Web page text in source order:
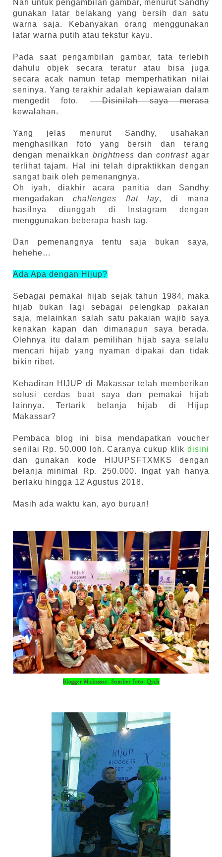
Nah untuk pengambilan gambar, menurut Sandhy
gunakan latar belakang yang bersih dan satu
warna saja. Kebanyakan orang menggunakan
latar warna putih atau tekstur kayu.
Pada saat pengambilan gambar, tata terlebih
dahulu objek secara teratur atau bisa juga
secara acak namun tetap memperhatikan nilai
seninya. Yang terakhir adalah kepiawaian dalam
mengedit foto.
Disinilah saya merasa
kewalahan.
Yang jelas menurut Sandhy, usahakan
menghasilkan foto yang bersih dan terang
dengan menaikkan brightness dancontrast agar
terlihat tajam. Hal ini telah dipraktikkan dengan
sangat baik oleh pemenangnya.
Oh iyah, diakhir acara panitia dan Sandhy
mengadakanchallenges flat lay, di mana
hasilnya diunggah di Instagram dengan
menggunakan beberapa hash tag.
Dan pemenangnya tentu saja bukan saya,
hehehe…
Ada Apa dengan Hijup?
Sebagai pemakai hijab sejak tahun 1984, maka
hijab bukan lagi sebagai pelengkap pakaian
saja, melainkan salah satu pakaian wajib saya
kenakan kapan dan dimanapun saya berada.
Olehnya itu dalam pemilihan hijab saya selalu
mencari hijab yang nyaman dipakai dan tidak
bikin ribet.
Kehadiran HIJUP di Makassar telah memberikan
solusi cerdas buat saya dan pemakai hijab
lainnya. Tertarik belanja hijab di Hijup
Makassar?
Pembaca blog ini bisa mendapatkan voucher
senilai Rp. 50.000 loh. Caranya cukup klikdisini
dan gunakan kode HIJUPSFTXMKS dengan
belanja minimal Rp. 250.000. Ingat yah hanya
berlaku hingga 12 Agustus 2018.
Masih ada waktu kan, ayo buruan!
Blogger Makassar. Sumber foto: Qiah